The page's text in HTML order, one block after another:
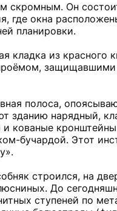
Он
где окна
планировки.
кладка из
полоса,
зданию нарядный,
кованые
бучардой. Этот
строился, на
До
ступеней по